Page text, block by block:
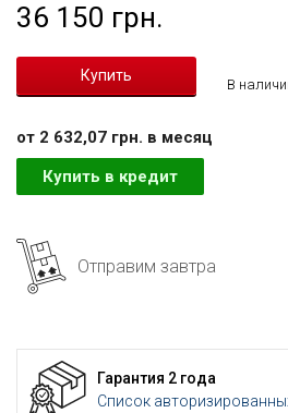
36 150 грн.
В
от 2 632,07 грн. в месяц
Купить в кредит
Отправим завтра
Гарантия 2 года
Список